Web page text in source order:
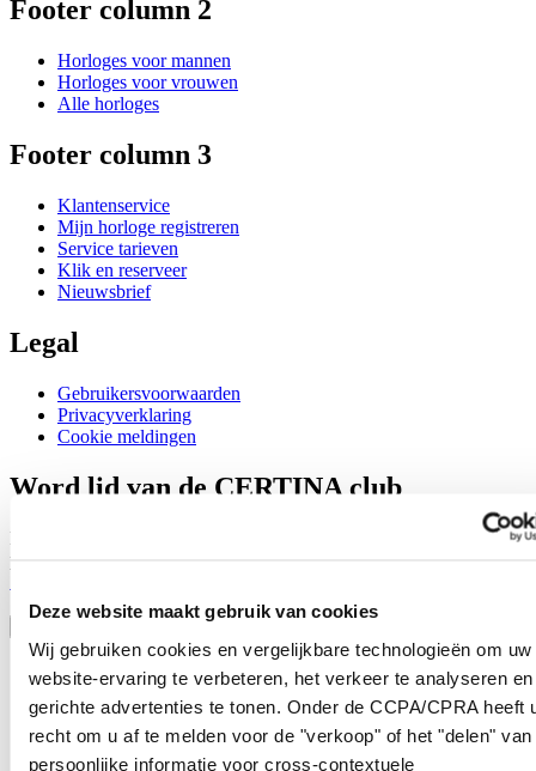
Deze website maakt gebruik van cookies
Wij gebruiken cookies en vergelijkbare technologieën om uw
website-ervaring te verbeteren, het verkeer te analyseren en
gerichte advertenties te tonen. Onder de CCPA/CPRA heeft
recht om u af te melden voor de "verkoop" of het "delen" van
persoonlijke informatie voor cross-contextuele
Footer column 2
Horloges voor mannen
Horloges voor vrouwen
Alle horloges
Footer column 3
Klantenservice
Mijn horloge registreren
Service tarieven
Klik en reserveer
Nieuwsbrief
Legal
Gebruikersvoorwaarden
Privacyverklaring
Cookie meldingen
Word lid van de CERTINA club
Meld je aan en ontvang exclusieve aanbiedingen en
productrecensies
Selecteer een land/regio
Austria
Dutch
Français
China